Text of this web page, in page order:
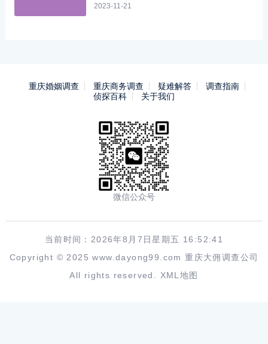
2023-11-21
重庆婚姻调查 重庆商务调查 疑难解答
调查指南
侦探百科
关于我们
微信公众号
当前时间：2026年8月7日星期五 16:52:42
Copyright © 2025 www.dayong99.com 重庆大佣调查公司
All rights reserved. XML地图